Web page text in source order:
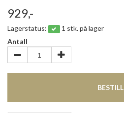
929,-
Lagerstatus:
1 stk. på lager
Antall
BESTILL